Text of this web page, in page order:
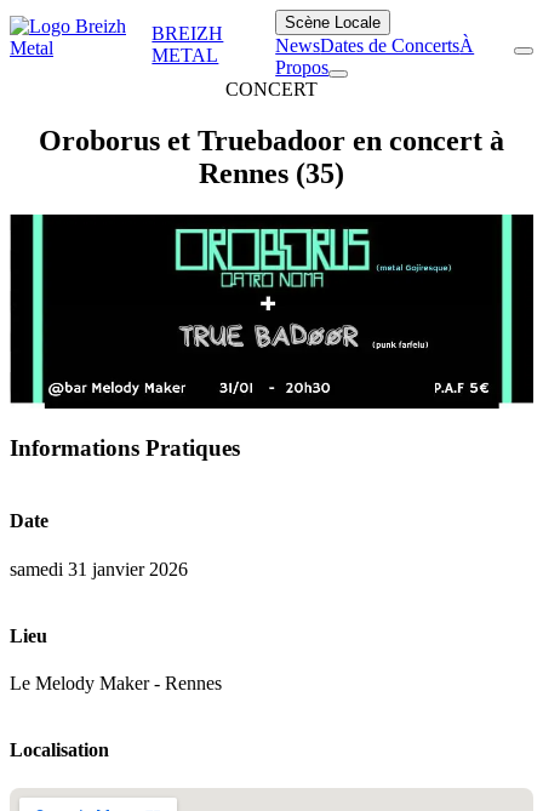
BREIZH
METAL
Scène Locale
NewsDates de ConcertsÀ
Propos
CONCERT
Oroborus et Truebadoor en concert à
Rennes (35)
Informations Pratiques
Date
samedi 31 janvier 2026
Lieu
Le Melody Maker - Rennes
Localisation